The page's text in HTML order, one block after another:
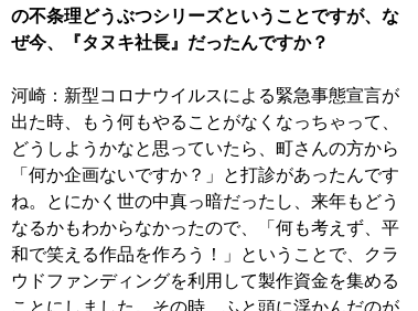
の不条理どうぶつシリーズということですが、な
ぜ今、『タヌキ社長』だったんですか？
河崎：新型コロナウイルスによる緊急事態宣言が
出た時、もう何もやることがなくなっちゃって、
どうしようかなと思っていたら、町さんの方から
「何か企画ないですか？」と打診があったんです
ね。とにかく世の中真っ暗だったし、来年もどう
なるかもわからなかったので、「何も考えず、平
和で笑える作品を作ろう！」ということで、クラ
ウドファンディングを利用して製作資金を集める
ことにしました。その時、ふと頭に浮かんだのが